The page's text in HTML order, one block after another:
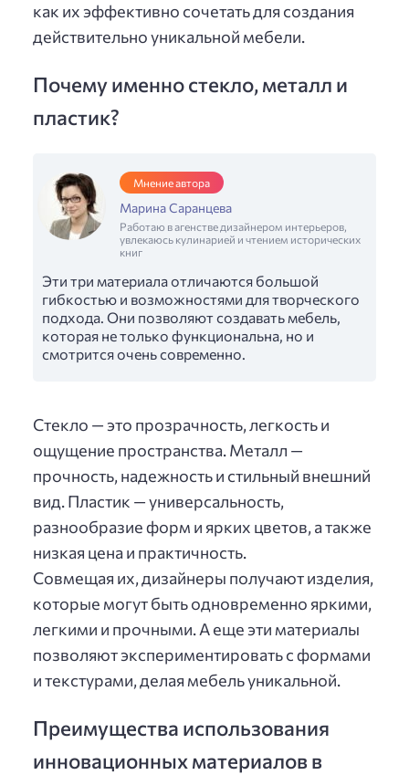
как их эффективно сочетать для создания
действительно уникальной мебели.
Почему именно стекло, металл и
пластик?
Мнение автора
Марина Саранцева
Работаю в агенстве дизайнером интерьеров,
увлекаюсь кулинарией и чтением исторических
книг
Эти три материала отличаются большой
гибкостью и возможностями для творческого
подхода. Они позволяют создавать мебель,
которая не только функциональна, но и
смотрится очень современно.
Стекло — это прозрачность, легкость и
ощущение пространства. Металл —
прочность, надежность и стильный внешний
вид. Пластик — универсальность,
разнообразие форм и ярких цветов, а также
низкая цена и практичность.
Совмещая их, дизайнеры получают изделия,
которые могут быть одновременно яркими,
легкими и прочными. А еще эти материалы
позволяют экспериментировать с формами
и текстурами, делая мебель уникальной.
Преимущества использования
инновационных материалов в